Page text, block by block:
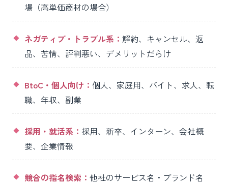
場（高単価商材の場合）
ネガティブ・トラブル系： 解約、キャンセル、返
品、苦情、評判悪い、デメリットだらけ
BtoC・個人向け： 個人、家庭用、バイト、求人、転
職、年収、副業
採用・就活系： 採用、新卒、インターン、会社概
要、企業情報
競合の指名検索： 他社のサービス名・ブランド名